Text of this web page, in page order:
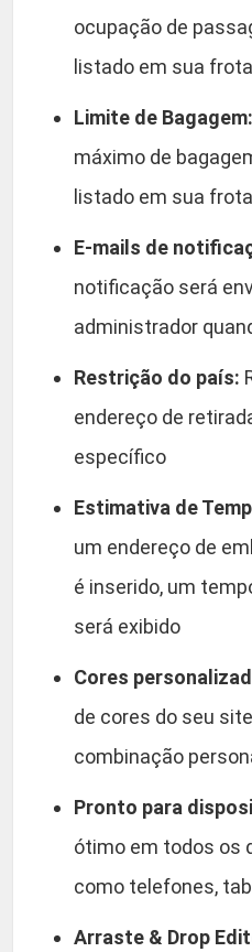
ocupação de
listado em sua frota
Limite de Bagagem:
máximo de
listado em sua frota
E-mails de
notificação será
administrador
Restrição do país:
endereço de
específico
Estimativa de
um endereço de
é inserido, um
será exibido
Cores
de cores do seu
combinação
Pronto para
ótimo em todos os
como telefones,
Arraste & Drop